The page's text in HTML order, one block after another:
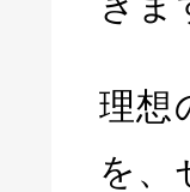
理想
を、